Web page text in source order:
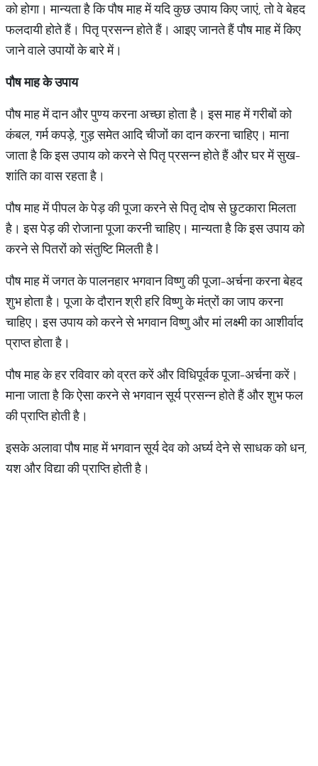
को होगा। मान्यता है कि पौष माह में यदि कुछ उपाय किए जाएं, तो वे बेहद
फलदायी होते हैं। पितृ प्रसन्न होते हैं। आइए जानते हैं पौष माह में किए
जाने वाले उपायों के बारे में।
पौषमाहकेउपाय
पौष माह में दान और पुण्य करना अच्छा होता है। इस माह में गरीबों को
कंबल, गर्म कपड़े, गुड़ समेत आदि चीजों का दान करना चाहिए। माना
जाता है कि इस उपाय को करने से पितृ प्रसन्न होते हैं और घर में सुख-
शांति का वास रहता है।
पौष माह में पीपल के पेड़ की पूजा करने से पितृ दोष से छुटकारा मिलता
है। इस पेड़ की रोजाना पूजा करनी चाहिए। मान्यता है कि इस उपाय को
करने से पितरों को संतुष्टि मिलती है l
पौष माह में जगत के पालनहार भगवान विष्णु की पूजा-अर्चना करना बेहद
शुभ होता है। पूजा के दौरान श्री हरि विष्णु के मंत्रों का जाप करना
चाहिए। इस उपाय को करने से भगवान विष्णु और मां लक्ष्मी का आशीर्वाद
प्राप्त होता है।
पौष माह के हर रविवार को व्रत करें और विधिपूर्वक पूजा-अर्चना करें।
माना जाता है कि ऐसा करने से भगवान सूर्य प्रसन्न होते हैं और शुभ फल
की प्राप्ति होती है।
इसके अलावा पौष माह में भगवान सूर्य देव को अर्घ्य देने से साधक को धन,
यश और विद्या की प्राप्ति होती है।